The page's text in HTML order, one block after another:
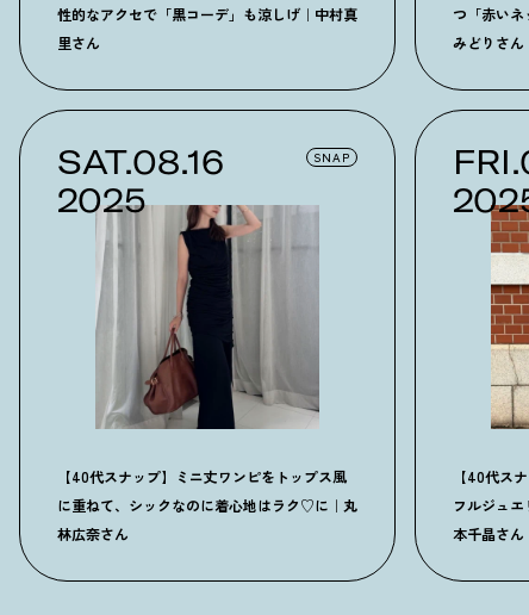
性的なアクセで「黒コーデ」も涼しげ｜中村真
里さん
つ「赤い
みどりさん
SAT.08.16
2025
【40代スナップ】ミニ丈ワンピをトップス風
に重ねて、シックなのに着心地はラク♡に｜丸
林広奈さん
SNAP
【40代ス
フルジュ
本千晶さん